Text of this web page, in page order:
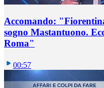
Accomando:
sogno Mastantuono.
Roma"
00:57